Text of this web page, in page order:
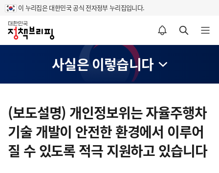
이 누리집은 대한민국 공식 전자정부 누리집입니다.
홈
알림설정 바로가기 검색 바로가기 메뉴 열기
사실은 이렇습니다
텐
츠
영
역
(보도설명) 개인정보위는 자율주행차
기술 개발이 안전한 환경에서 이루어
질 수 있도록 적극 지원하고 있습니다